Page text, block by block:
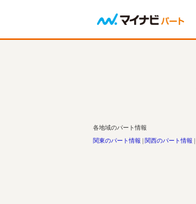
各地域のパート情報
関東のパート情報
関西のパート情報